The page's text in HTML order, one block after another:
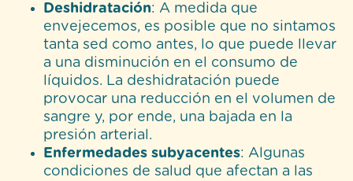
Deshidratación: A medida que
envejecemos, es posible que no sintamos
tanta sed como antes, lo que puede llevar
a una disminución en el consumo de
líquidos. La deshidratación puede
provocar una reducción en el volumen de
sangre y, por ende, una bajada en la
presión arterial.
Enfermedades subyacentes: Algunas
condiciones de salud que afectan a las